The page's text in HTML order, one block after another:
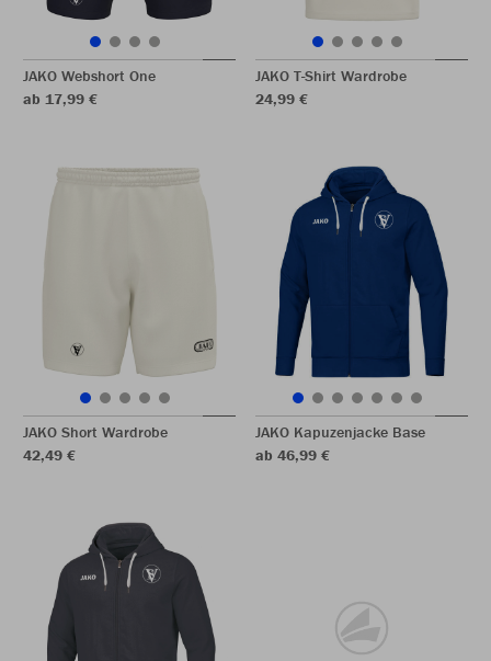
JAKO Webshort One
ab 17,99 €
JAKO T-Shirt Wardrobe
24,99 €
JAKO Short Wardrobe
42,49 €
JAKO Kapuzenjacke Base
ab 46,99 €